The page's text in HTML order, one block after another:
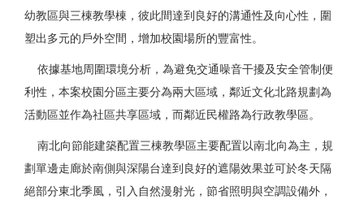
幼教區與三棟教學棟，彼此間達到良好的溝通性及向心性，圍
塑出多元的戶外空間，增加校園場所的豐富性。
依據基地周圍環境分析，為避免交通噪音干擾及安全管制便
利性，本案校園分區主要分為兩大區域，鄰近文化北路規劃為
活動區並作為社區共享區域，而鄰近民權路為行政教學區。
南北向節能建築配置三棟教學區主要配置以南北向為主，規
劃單邊走廊於南側與深陽台達到良好的遮陽效果並可於冬天隔
絕部分東北季風，引入自然漫射光，節省照明與空調設備外，